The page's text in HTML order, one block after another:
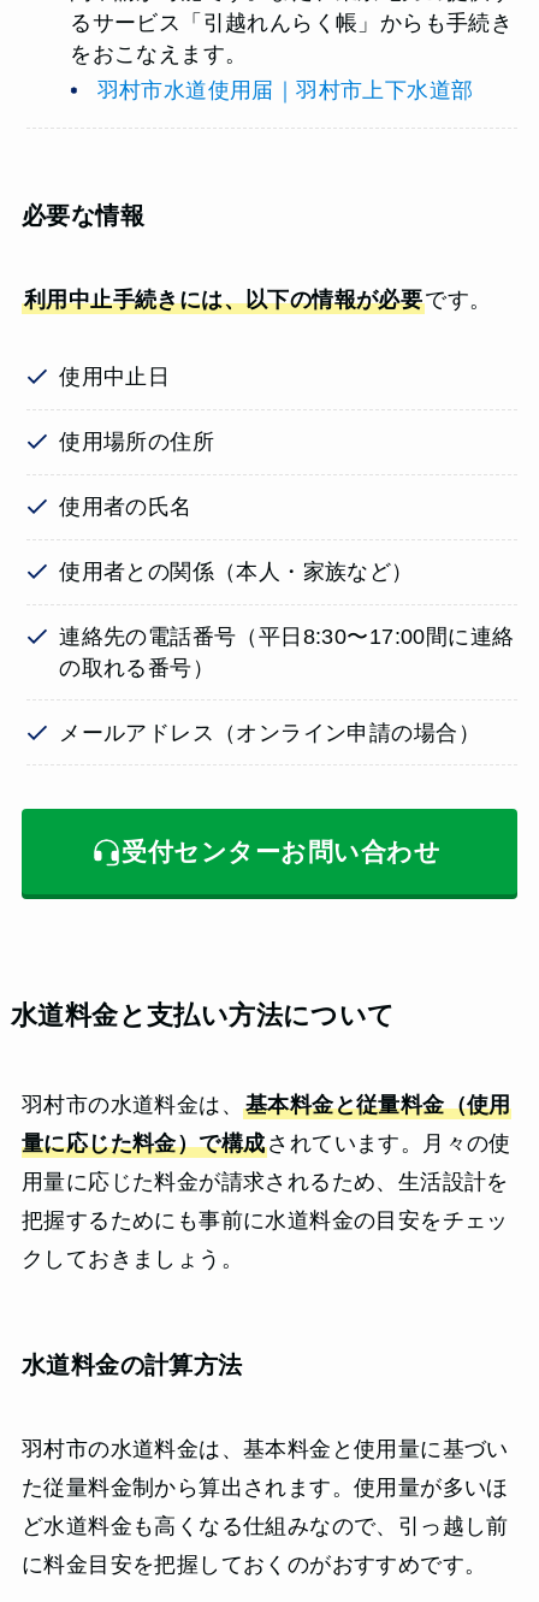
るサービス「引越れんらく帳」からも手続き
をおこなえます。
羽村市水道使用届｜羽村市上下水道部
必要な情報
利用中止手続きには、以下の情報が必要です。
使用中止日
使用場所の住所
使用者の氏名
使用者との関係（本人・家族など）
連絡先の電話番号（平日8:30〜17:00間に連絡
の取れる番号）
メールアドレス（オンライン申請の場合）
受付センターお問い合わせ
水道料金と支払い方法について
羽村市の水道料金は、 基本料金と従量料金（使用
量に応じた料金）で構成されています。月々の使
用量に応じた料金が請求されるため、生活設計を
把握するためにも事前に水道料金の目安をチェッ
クしておきましょう。
水道料金の計算方法
羽村市の水道料金は、基本料金と使用量に基づい
た従量料金制から算出されます。使用量が多いほ
ど水道料金も高くなる仕組みなので、引っ越し前
に料金目安を把握しておくのがおすすめです。